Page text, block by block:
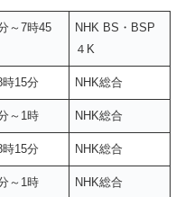
～7時45
NHK BS・BSP
４K
15分 NHK総合
～1時 NHK総合
15分 NHK総合
～1時 NHK総合